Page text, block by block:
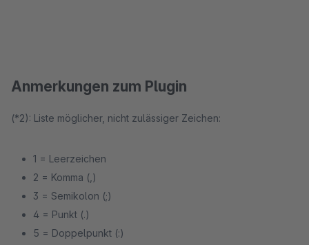
Anmerkungen zum Plugin
(*2): Liste möglicher, nicht zulässiger Zeichen:
1 = Leerzeichen
2 = Komma (,)
3 = Semikolon (;)
4 = Punkt (.)
5 = Doppelpunkt (:)